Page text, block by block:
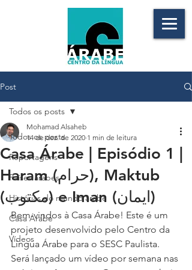
Post
Todos os posts
Reportagens
Países árabes
Histórias do mundo árabe
Casa Árabe
Vídeos
Todos os posts
Casa Árabe | Episódio 1 |
Haram (حرام), Maktub
(مكتوب) e Iman (ايمان)
Mohamad Alsaheb
14 de dez. de 2020 1 min de leitura
Bem-vindos à Casa Árabe! Este é um
projeto desenvolvido pelo Centro da
Língua Árabe para o SESC Paulista.
Será lançado um vídeo por semana nas